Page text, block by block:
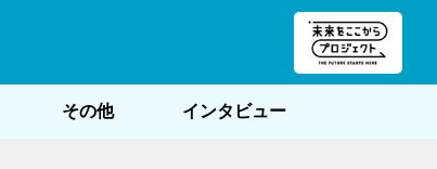
その他 インタビュー